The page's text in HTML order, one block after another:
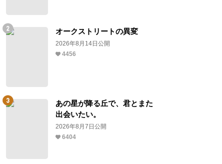
オークストリートの異変
2026年8月14日公開
4456
あの星が降る丘で、君とまた
出会いたい。
2026年8月7日公開
6404